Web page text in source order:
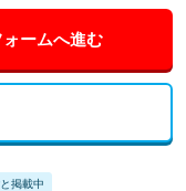
ームへ進む
掲載中